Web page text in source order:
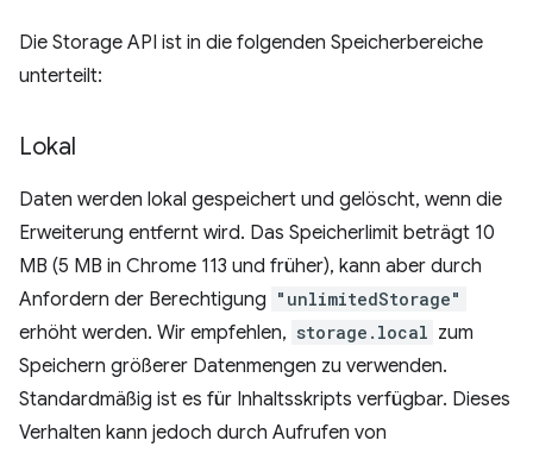
Die Storage API ist in die folgenden Speicherbereiche
unterteilt:
Lokal
Daten werden lokal gespeichert und gelöscht, wenn die
Erweiterung entfernt wird. Das Speicherlimit beträgt 10
MB (5 MB in Chrome 113 und früher), kann aber durch
Anfordern der Berechtigung "unlimitedStorage"
erhöht werden. Wir empfehlen, storage.local zum
Speichern größerer Datenmengen zu verwenden.
Standardmäßig ist es für Inhaltsskripts verfügbar. Dieses
Verhalten kann jedoch durch Aufrufen von